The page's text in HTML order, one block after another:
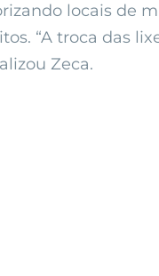
locais de
“A troca das
Zeca.